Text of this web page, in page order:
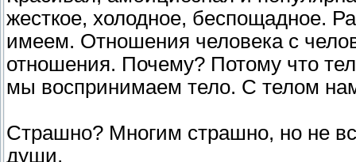
жесткое, холодное, беспощадное.
имеем. Отношения человека с
отношения. Почему? Потому что
мы воспринимаем тело. С телом
Страшно? Многим страшно, но не
души,